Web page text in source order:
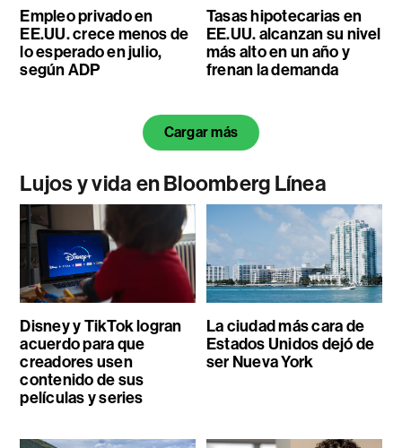
Empleo privado en
EE.UU. crece menos de
lo esperado en julio,
según ADP
Tasas hipotecarias en
EE.UU. alcanzan su nivel
más alto en un año y
frenan la demanda
Cargar más
Lujos y vida en Bloomberg Línea
Disney y TikTok logran
acuerdo para que
creadores usen
contenido de sus
películas y series
La ciudad más cara de
Estados Unidos dejó de
ser Nueva York